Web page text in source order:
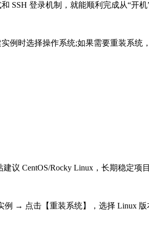
登录机制，就能顺利完成从“开机
时选择操作系统;如果需要重装系统
CentOS/Rocky Linux，长期稳定项目
点击【重装系统】，选择 Linux 版